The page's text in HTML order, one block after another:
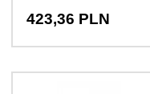
423,36 PLN